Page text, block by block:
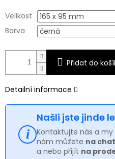
Velikost
Barva
Přidat do
Detailní informace
Našli jste jinde
Kontaktujte nás a
nám můžete na
a nebo přijít na